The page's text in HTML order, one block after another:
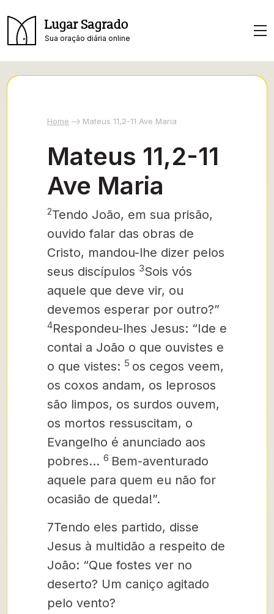
Lugar Sagrado
Sua oração diária online
Home Mateus 11,2-11 Ave Maria
Mateus 11,2-11
Ave Maria
2Tendo João, em sua prisão,
ouvido falar das obras de
Cristo, mandou-lhe dizer pelos
seus discípulos 3Sois vós
aquele que deve vir, ou
devemos esperar por outro?”
4Respondeu-lhes Jesus: “Ide e
contai a João o que ouvistes e
o que vistes: 5 os cegos veem,
os coxos andam, os leprosos
são limpos, os surdos ouvem,
os mortos ressuscitam, o
Evangelho é anunciado aos
pobres… 6 Bem-aventurado
aquele para quem eu não for
ocasião de queda!”.
7Tendo eles partido, disse
Jesus à multidão a respeito de
João: “Que fostes ver no
deserto? Um caniço agitado
pelo vento?